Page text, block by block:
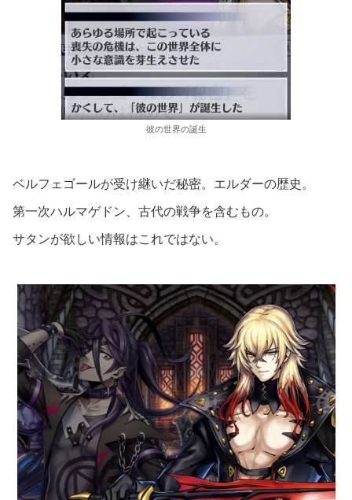
彼の世界の誕生
ベルフェゴールが受け継いだ秘密。エルダーの歴史。
第一次ハルマゲドン、古代の戦争を含むもの。
サタンが欲しい情報はこれではない。